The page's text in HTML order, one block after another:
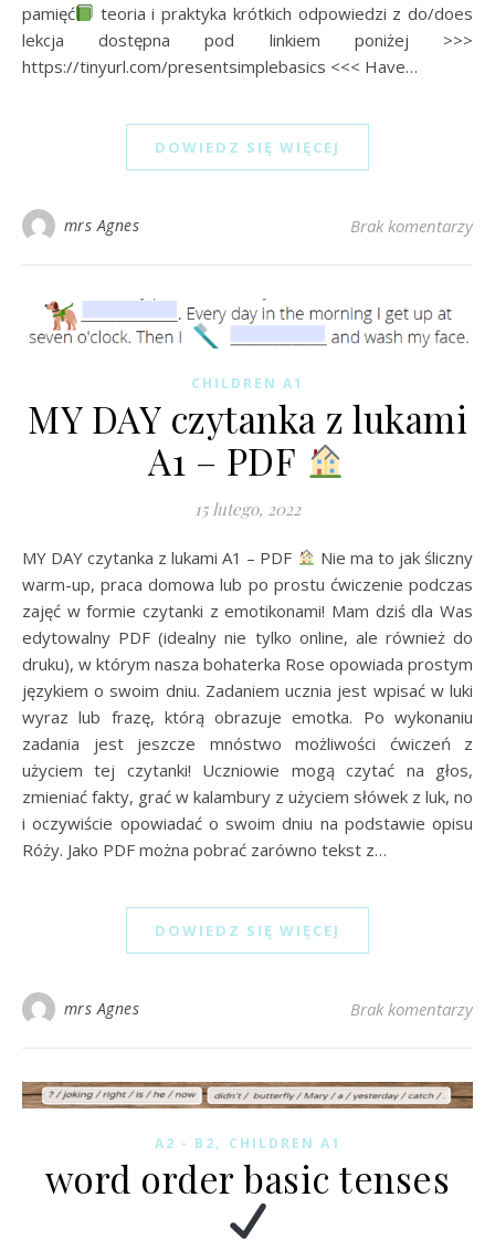
pamięć
teoria i praktyka krótkich odpowiedzi z do/does
lekcja dostępna pod linkiem poniżej >>>
https://tinyurl.com/presentsimplebasics <<< Have…
DOWIEDZ SIĘ WIĘCEJ
mrs Agnes Brak komentarzy
CHILDREN A1
MY DAY czytanka z lukami
A1 – PDF
15 lutego, 2022
MY DAY czytanka z lukami A1 – PDF
Nie ma to jak śliczny
warm-up, praca domowa lub po prostu ćwiczenie podczas
zajęć w formie czytanki z emotikonami! Mam dziś dla Was
edytowalny PDF (idealny nie tylko online, ale również do
druku), w którym nasza bohaterka Rose opowiada prostym
językiem o swoim dniu. Zadaniem ucznia jest wpisać w luki
wyraz lub frazę, którą obrazuje emotka. Po wykonaniu
zadania jest jeszcze mnóstwo możliwości ćwiczeń z
użyciem tej czytanki! Uczniowie mogą czytać na głos,
zmieniać fakty, grać w kalambury z użyciem słówek z luk, no
i oczywiście opowiadać o swoim dniu na podstawie opisu
Róży. Jako PDF można pobrać zarówno tekst z…
DOWIEDZ SIĘ WIĘCEJ
mrs Agnes Brak komentarzy
A2 - B2, CHILDREN A1
word order basic tenses